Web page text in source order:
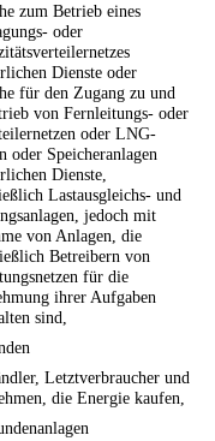
zum Betrieb eines
oder
Dienste oder
für den Zugang zu und
von Fernleitungs- oder
oder LNG-
oder Speicheranlagen
Dienste,
Lastausgleichs- und
jedoch mit
von Anlagen, die
Betreibern von
für die
ihrer Aufgaben
sind,
Letztverbraucher und
die Energie kaufen,